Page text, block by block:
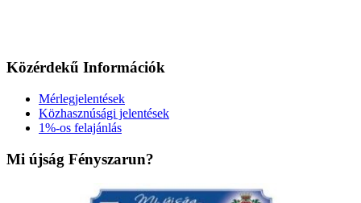
Közérdekű Információk
Mérlegjelentések
Közhasznúsági jelentések
1%-os felajánlás
Mi újság Fényszarun?